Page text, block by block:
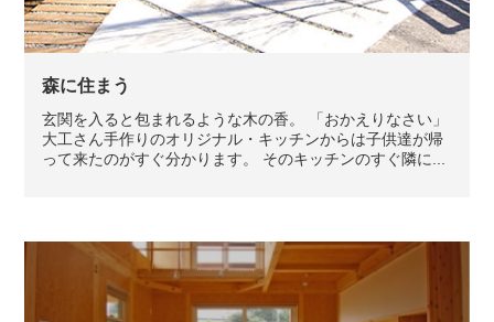
森に住まう
玄関を入ると包まれるような木の香。 「おかえりなさい」
大工さん手作りのオリジナル・キッチンからは子供達が帰
って来たのがすぐ分かります。 そのキッチンのすぐ隣に...